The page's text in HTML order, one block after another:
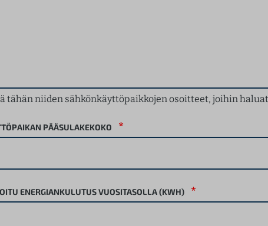
tähän niiden sähkönkäyttöpaikkojen osoitteet, joihin
PÄÄSULAKEKOKO *
ENERGIANKULUTUS VUOSITASOLLA (KWH) *